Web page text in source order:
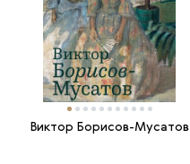
Виктор Борисов-Мусатов